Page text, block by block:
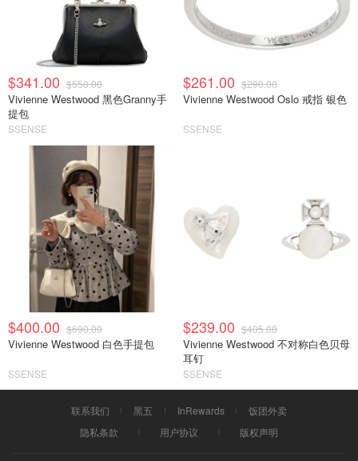
$341.00 $550.00
Vivienne Westwood 黑色Granny手
提包
SSENSE
$261.00 $290.00
Vivienne Westwood Oslo 戒指 银色
SSENSE
$400.00 $690.00
Vivienne Westwood 白色手提包
SSENSE
$239.00 $405.00
Vivienne Westwood 不对称白色贝母
耳钉
SSENSE
联系我们 黑五 InRewards
饭团外卖
隐私条款
用户协议 版权声明